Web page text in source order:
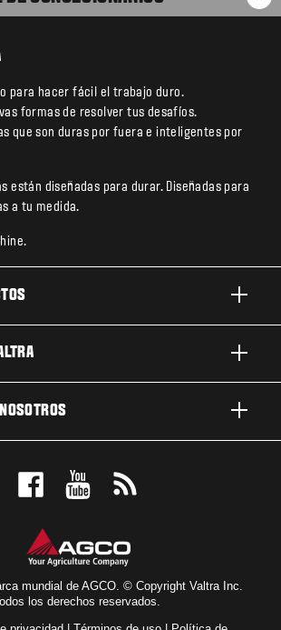
para hacer fácil el trabajo duro.
formas de resolver tus desafíos.
que son duras por fuera e inteligentes por
están diseñadas para durar. Diseñadas para
a tu medida.
DE MANEJO
CONCESIONARIOS
mundial de AGCO. © Copyright Valtra Inc.
los derechos reservados.